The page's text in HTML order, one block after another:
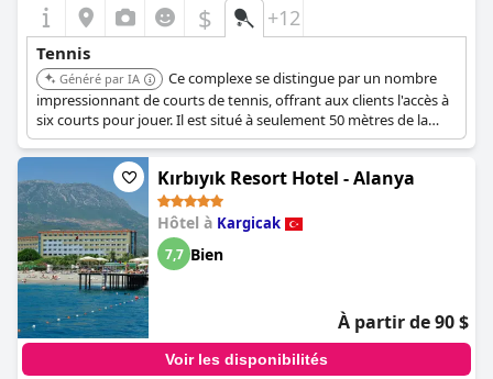
$ +12
Tennis
Généré par IA
Ce complexe se distingue par un nombre
impressionnant de courts de tennis, offrant aux clients l'accès à
six courts pour jouer. Il est situé à seulement 50 mètres de la
plage de Cléopâtre.
Kırbıyık Resort Hotel - Alanya
Hôtel à Kargicak
7,7 Bien
À partir de 90 $
Voir les disponibilités